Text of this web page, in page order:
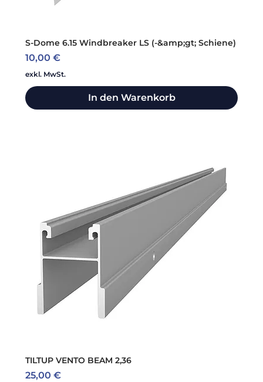
S-Dome 6.15 Windbreaker LS (-&amp;gt; Schiene)
Preis
10,00 €
exkl. MwSt.
In den Warenkorb
TILTUP VENTO BEAM 2,36
Preis
25,00 €